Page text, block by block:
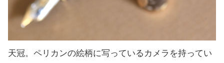
天冠。ペリカンの絵柄に写っているカメラを持ってい